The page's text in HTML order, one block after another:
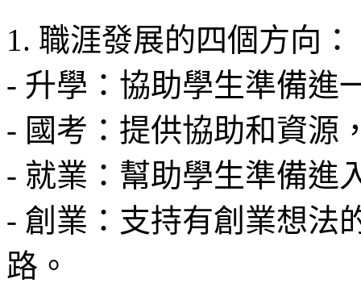
1. 職涯發展的四個方向：
- 升學：協助學生準備進
- 國考：提供協助和資源
- 就業：幫助學生準備進
- 創業：支持有創業想法
路。